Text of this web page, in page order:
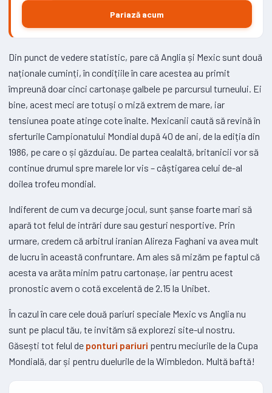
Pariază acum
Din punct de vedere statistic, pare că Anglia și Mexic sunt două
naționale cuminți, în condițiile în care acestea au primit
împreună doar cinci cartonașe galbele pe parcursul turneului. Ei
bine, acest meci are totuși o miză extrem de mare, iar
tensiunea poate atinge cote înalte. Mexicanii caută să revină în
sferturile Campionatului Mondial după 40 de ani, de la ediția din
1986, pe care o și găzduiau. De partea cealaltă, britanicii vor să
continue drumul spre marele lor vis – câștigarea celui de-al
doilea trofeu mondial.
Indiferent de cum va decurge jocul, sunt șanse foarte mari să
apară tot felul de intrări dure sau gesturi nesportive. Prin
urmare, credem că arbitrul iranian Alireza Faghani va avea mult
de lucru în această confruntare. Am ales să mizăm pe faptul că
acesta va arăta minim patru cartonașe, iar pentru acest
pronostic avem o cotă excelentă de 2.15 la Unibet.
În cazul în care cele două pariuri speciale Mexic vs Anglia nu
sunt pe placul tău, te invităm să explorezi site-ul nostru.
Găsești tot felul de ponturi pariuri pentru meciurile de la Cupa
Mondială, dar și pentru duelurile de la Wimbledon. Multă baftă!